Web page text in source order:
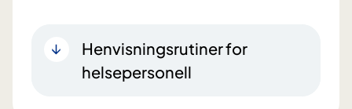
Henvisningsrutiner for
helsepersonell